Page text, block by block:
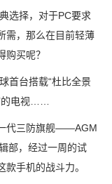
选择，对于PC要求
需，那么在目前轻薄
买呢？
台搭载“杜比全景
的电视……
代三防旗舰——AGM
部，经过一周的试
手机的战斗力。